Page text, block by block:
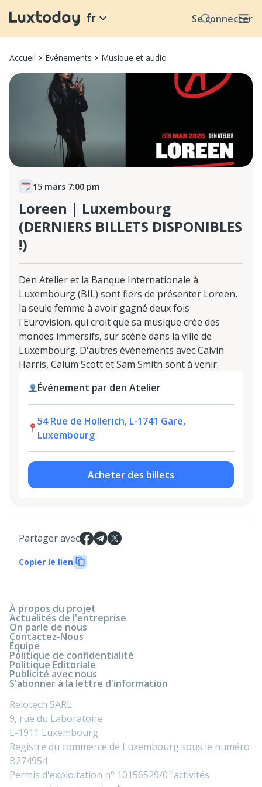
Se connecter
fr
Accueil Evénements Musique et audio
15 mars 7:00 pm
Loreen | Luxembourg
(DERNIERS BILLETS DISPONIBLES
!)
Den Atelier et la Banque Internationale à
Luxembourg (BIL) sont fiers de présenter Loreen,
la seule femme à avoir gagné deux fois
l'Eurovision, qui croit que sa musique crée des
mondes immersifs, sur scène dans la ville de
Luxembourg. D'autres événements avec Calvin
Harris, Calum Scott et Sam Smith sont à venir.
Événement par den Atelier
54 Rue de Hollerich, L-1741 Gare,
Luxembourg
Acheter des billets
Partager avec
Copier le lien
À propos du projet
Actualités de l'entreprise
On parle de nous
Contactez-Nous
Équipe
Politique de confidentialité
Politique Editoriale
Publicité avec nous
S'abonner à la lettre d'information
Relotech SARL
9, rue du Laboratoire
L-1911 Luxembourg
Registre du commerce de Luxembourg sous le numéro
B274954
Permis d'exploitation n° 10156529/0 "activités